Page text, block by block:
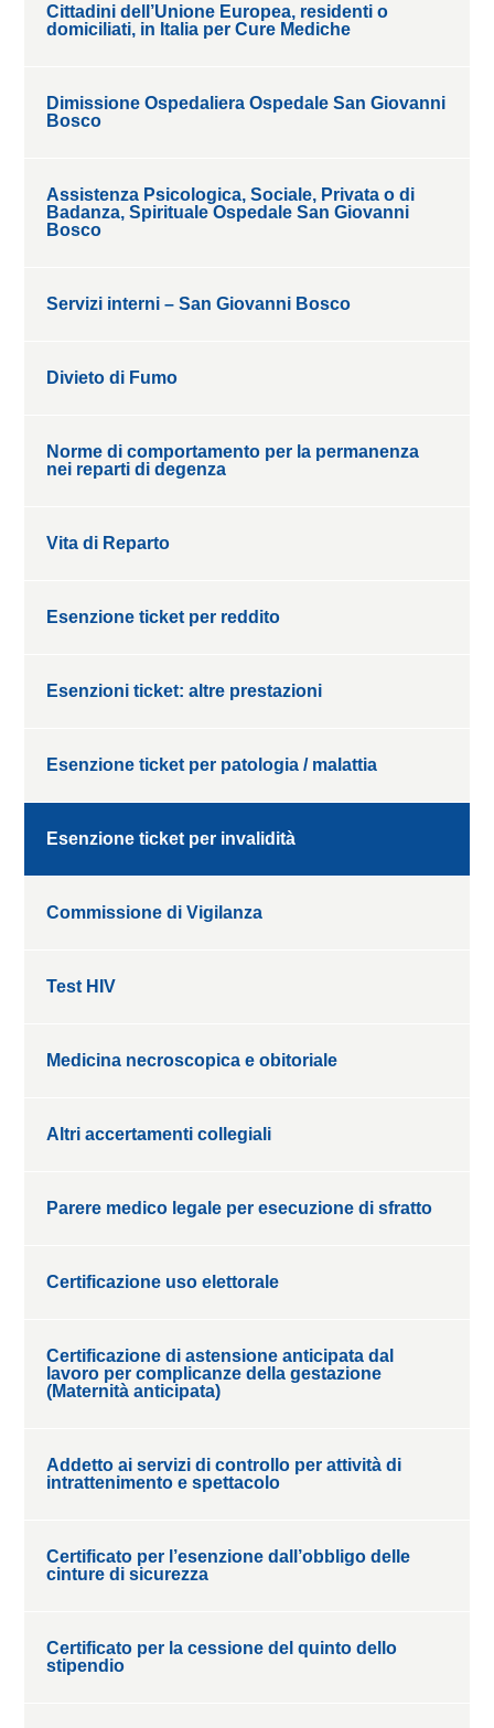
Cittadini dell’Unione Europea, residenti o
domiciliati, in Italia per Cure Mediche
Dimissione Ospedaliera Ospedale San Giovanni
Bosco
Assistenza Psicologica, Sociale, Privata o di
Badanza, Spirituale Ospedale San Giovanni
Bosco
Servizi interni – San Giovanni Bosco
Divieto di Fumo
Norme di comportamento per la permanenza
nei reparti di degenza
Vita di Reparto
Esenzione ticket per reddito
Esenzioni ticket: altre prestazioni
Esenzione ticket per patologia / malattia
Esenzione ticket per invalidità
Commissione di Vigilanza
Test HIV
Medicina necroscopica e obitoriale
Altri accertamenti collegiali
Parere medico legale per esecuzione di sfratto
Certificazione uso elettorale
Certificazione di astensione anticipata dal
lavoro per complicanze della gestazione
(Maternità anticipata)
Addetto ai servizi di controllo per attività di
intrattenimento e spettacolo
Certificato per l’esenzione dall’obbligo delle
cinture di sicurezza
Certificato per la cessione del quinto dello
stipendio